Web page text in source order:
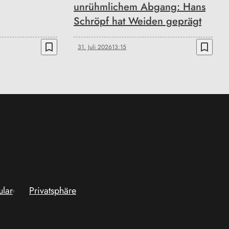
bookmark_border
unrühmlichem Abgang: Hans
Schröpf hat Weiden geprägt
31. Juli 202613:15 bookmark_border
Privatsphäre